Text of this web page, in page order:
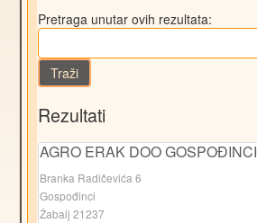
Pretraga unutar ovih rezultata:
Traži
Rezultati
AGRO ERAK DOO GOSPOĐINCI
Branka Radičevića 6
Gospođinci
Žabalj 21237